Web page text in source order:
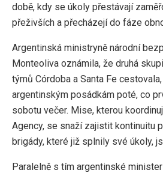
době, kdy se úkoly přestávají
přeživších a přecházejí do fáze
Argentinská ministryně národní
Monteoliva oznámila, že druhá
týmů Córdoba a Santa Fe
argentinským posádkám poté, co
sobotu večer. Mise, kterou
Agency, se snaží zajistit kontinuitu
brigády, které již splnily své úkoly,
Paralelně s tím argentinské